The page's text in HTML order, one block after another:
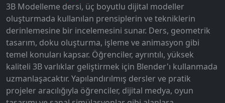
3B Modelleme dersi, üç boyutlu dijital modeller
oluşturmada kullanılan prensiplerin ve tekniklerin
derinlemesine bir incelemesini sunar. Ders, geometrik
tasarım, doku oluşturma, işleme ve animasyon gibi
temel konuları kapsar. Öğrenciler, ayrıntılı, yüksek
kaliteli 3B varlıklar geliştirmek için Blender'ı kullanmada
uzmanlaşacaktır. Yapılandırılmış dersler ve pratik
projeler aracılığıyla öğrenciler, dijital medya, oyun